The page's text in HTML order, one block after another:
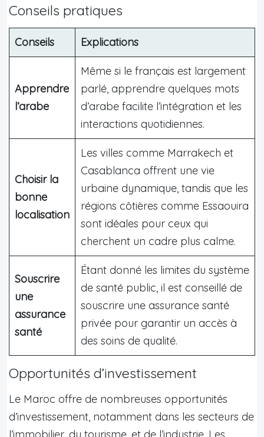
Conseils pratiques
Conseils Explications
Apprendre
l’arabe
Même si le français est largement
parlé, apprendre quelques mots
d’arabe facilite l’intégration et les
interactions quotidiennes.
Choisir la
bonne
localisation
Les villes comme Marrakech et
Casablanca offrent une vie
urbaine dynamique, tandis que les
régions côtières comme Essaouira
sont idéales pour ceux qui
cherchent un cadre plus calme.
Souscrire
une
assurance
santé
Étant donné les limites du système
de santé public, il est conseillé de
souscrire une assurance santé
privée pour garantir un accès à
des soins de qualité.
Opportunités d’investissement
Le Maroc offre de nombreuses opportunités
d’investissement, notamment dans les secteurs de
l’immobilier, du tourisme, et de l’industrie. Les